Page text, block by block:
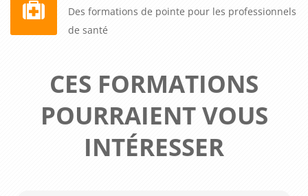
Des formations de pointe pour les professionnels
de santé
CES FORMATIONS
POURRAIENT VOUS
INTÉRESSER